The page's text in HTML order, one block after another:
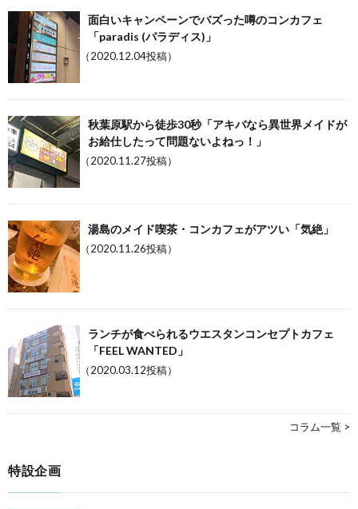
面白いキャンペーンでバズった噂のコンカフェ
「paradis (パラディス)」
（2020.12.04投稿）
秋葉原駅から徒歩30秒「アキバなら異世界メイドが
お給仕したって問題ないよねっ！」
（2020.11.27投稿）
湯島のメイド喫茶・コンカフェがアツい「気絶」
（2020.11.26投稿）
ランチが食べられるウエスタンコンセプトカフェ
「FEEL WANTED」
（2020.03.12投稿）
コラム一覧 >
特設企画